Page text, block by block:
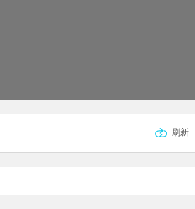
刷新